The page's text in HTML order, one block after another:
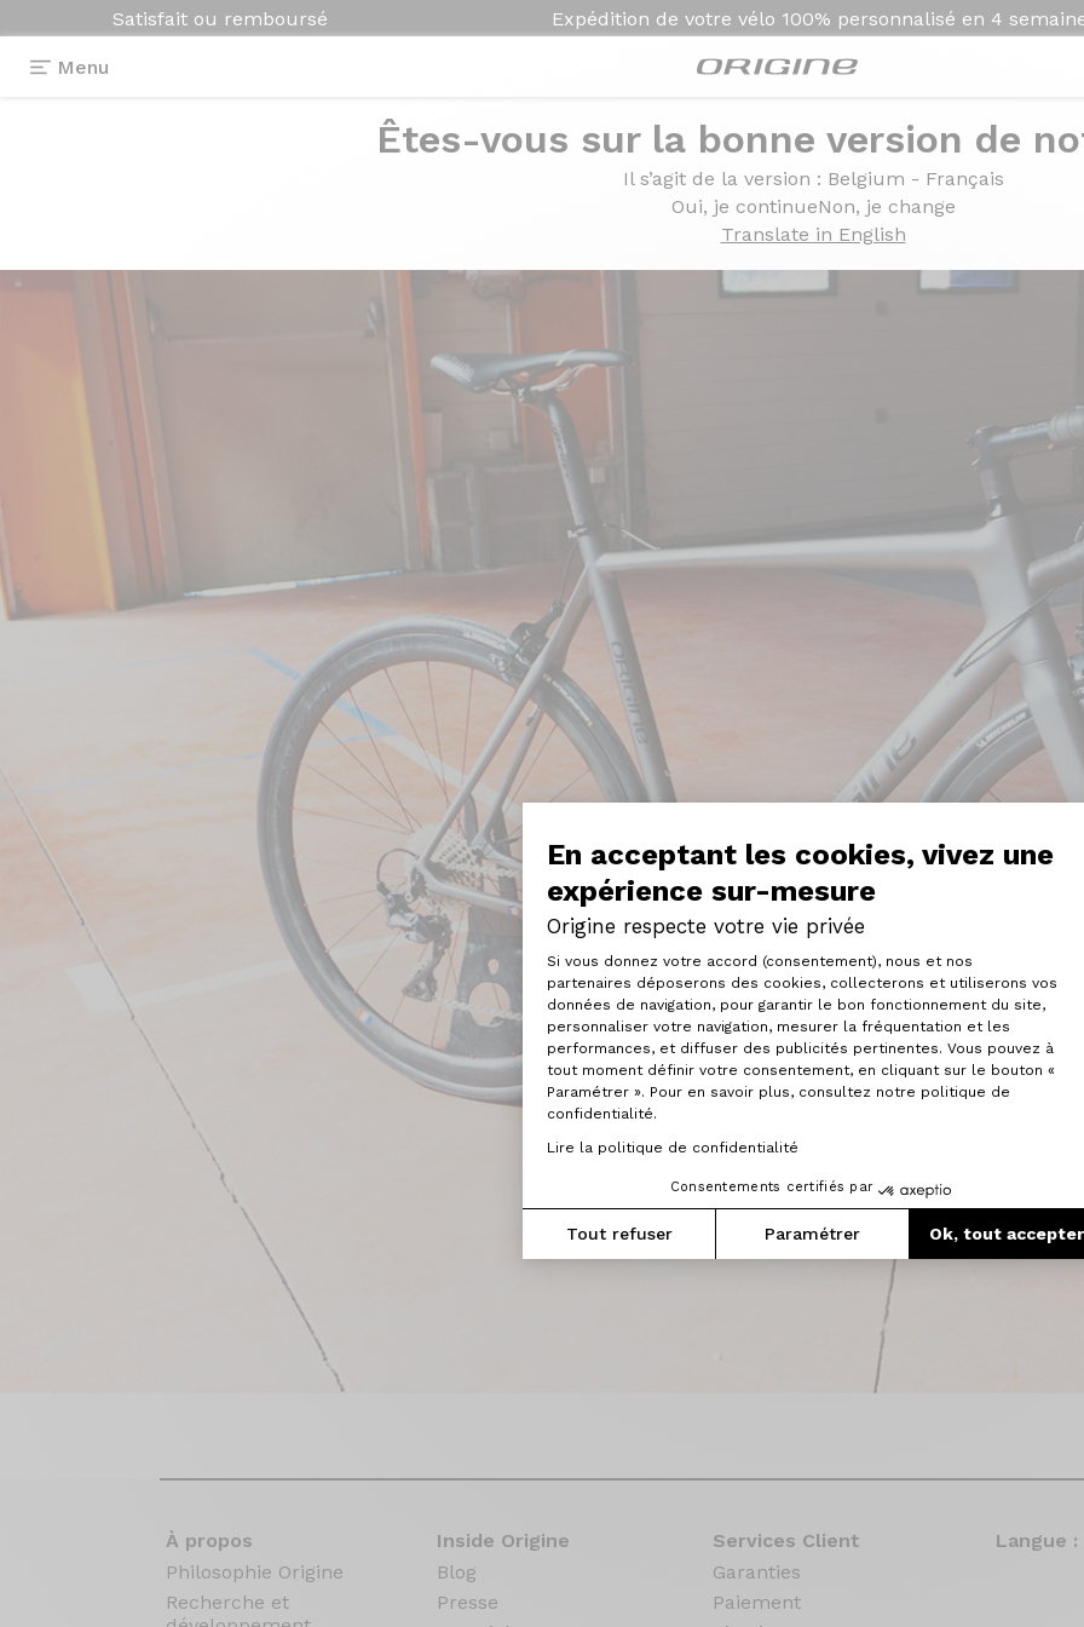
En acceptant les cookies, vivez une
expérience sur-mesure
Origine respecte votre vie privée
Plateforme de Gestion du
Si vous donnez votre accord (consentement), nous et nos
partenaires déposerons des cookies, collecterons et utiliserons vos
données de navigation, pour garantir le bon fonctionnement du site,
personnaliser votre navigation, mesurer la fréquentation et les
performances, et diffuser des publicités pertinentes. Vous pouvez à
tout moment définir votre consentement, en cliquant sur le bouton «
Paramétrer ». Pour en savoir plus, consultez notre politique de
confidentialité.
Lire la politique de confidentialité
Consentements certifiés par
Tout refuser Paramétrer Ok, tout accepter
Axeptio consent
Satisfait ou remboursé Expédition de votre vélo 100% personnalisé en 4
Menu
Êtes-vous sur la bonne version de
Il s’agit de la version : Belgium - Français
Oui, je continueNon, je change
Translate in English
> Axxome 350 Colors on demand
Colors on demand
À propos
Philosophie Origine
Recherche et
Inside Origine
Blog
Presse
Services Client
Garanties
Paiement
Langue :